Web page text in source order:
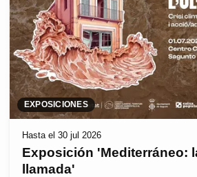
EXPOSICIONES
Hasta el 30 jul 2026
Exposición 'Mediterráneo:
llamada'